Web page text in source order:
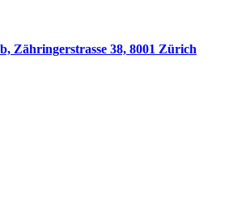
Zähringerstrasse 38, 8001 Zürich